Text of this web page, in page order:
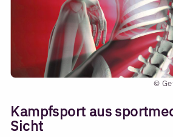
©
Kampfsport aus
Sicht